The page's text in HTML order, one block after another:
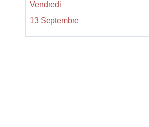
Vendredi
13 Septembre